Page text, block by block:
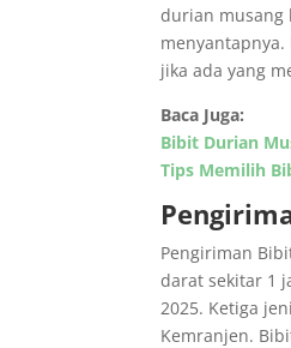
durian musang
jika ada yang
Baca Juga:
Bibit Durian
Tips Memilih
Pengiriman
darat sekitar 1
2025. Ketiga
Kemranjen.